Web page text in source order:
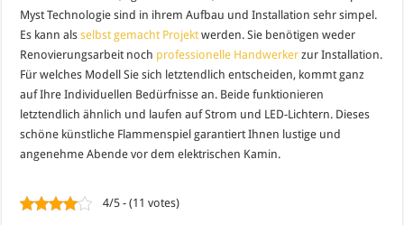
Myst Technologie sind in ihrem Aufbau und Installation sehr simpel.
Es kann alsselbst gemacht Projektwerden. Sie benötigen weder
Renovierungsarbeit noch professionelle Handwerker zur Installation.
Für welches Modell Sie sich letztendlich entscheiden, kommt ganz
auf Ihre Individuellen Bedürfnisse an. Beide funktionieren
letztendlich ähnlich und laufen auf Strom und LED-Lichtern. Dieses
schöne künstliche Flammenspiel garantiert Ihnen lustige und
angenehme Abende vor dem elektrischen Kamin.
4/5 - (11 votes)